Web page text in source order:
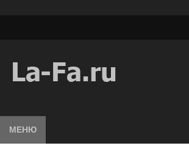
МЕНЮ